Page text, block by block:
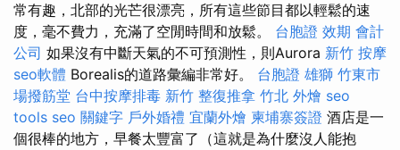
常有趣，北部的光芒很漂亮，所有這些節目都以輕鬆的速
度，毫不費力，充滿了空閒時間和放鬆。 台胞證 效期 會計
公司 如果沒有中斷天氣的不可預測性，則Aurora 新竹 按摩
seo軟體 Borealis的道路彙編非常好。 台胞證 雄獅 竹東市
場撥筋堂 台中按摩排毒 新竹 整復推拿 竹北 外燴 seo
tools seo 關鍵字 戶外婚禮 宜蘭外燴 柬埔寨簽證 酒店是一
個很棒的地方，早餐太豐富了（這就是為什麼沒人能抱